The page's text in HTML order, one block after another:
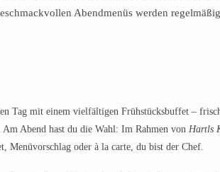
Abendmenüs werden
Tag mit einem vielfältigen Frühstücksbuffet –
Abend hast du die Wahl: Im Rahmen von Hartls
Menüvorschlag oder à la carte, du bist der Chef.